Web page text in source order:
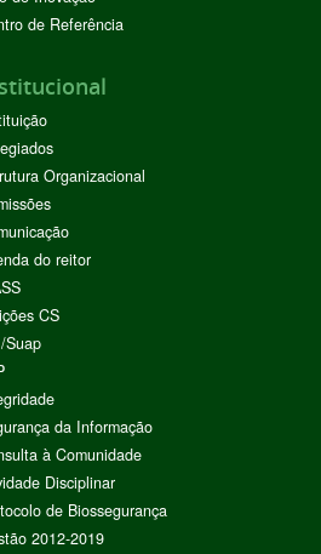
de Referência
Organizacional
do reitor
CS
Suap
da Informação
à Comunidade
Disciplinar
de Biossegurança
2012-2019